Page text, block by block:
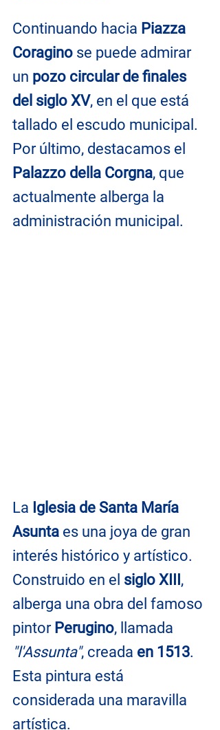
Continuando hacia Piazza
Coragino se puede admirar
un pozo circular de finales
del siglo XV, en el que está
tallado el escudo municipal.
Por último, destacamos el
Palazzo della Corgna, que
actualmente alberga la
administración municipal.
La Iglesia de Santa María
Asunta es una joya de gran
interés histórico y artístico.
Construido en el siglo XIII ,
alberga una obra del famoso
pintor Perugino, llamada
"l'Assunta", creada en 1513.
Esta pintura está
considerada una maravilla
artística.